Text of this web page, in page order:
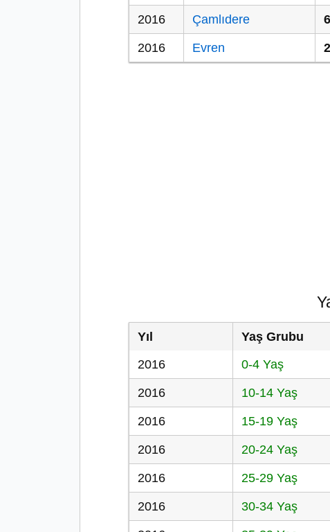
2016 Çamlıdere
2016 Evren
Yıl Yaş Grubu
2016
0-4 Yaş
2016 10-14 Yaş
2016 15-19 Yaş
2016 20-24 Yaş
2016 25-29 Yaş
2016 30-34 Yaş